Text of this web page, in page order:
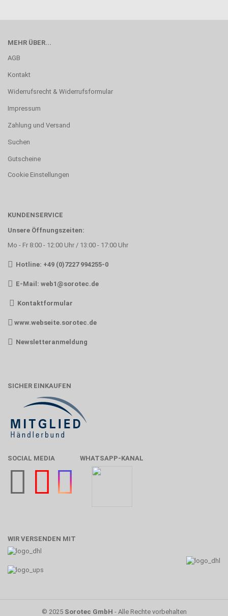
MEHR ÜBER...
AGB
Kontakt
Widerrufsrecht & Widerrufsformular
Impressum
Zahlung und Versand
Suchen
Gutscheine
Cookie Einstellungen
KUNDENSERVICE
Unsere Öffnungszeiten:
Mo - Fr 8:00 - 12:00 Uhr / 13:00 - 17:00 Uhr
Hotline: +49 (0)7227 994255-0
E-Mail: web1@sorotec.de
Kontaktformular
www.webseite.sorotec.de
Newsletteranmeldung
SICHER EINKAUFEN
SOCIAL MEDIA WHATSAPP-KANAL
WIR VERSENDEN MIT
© 2025 Sorotec GmbH - Alle Rechte vorbehalten